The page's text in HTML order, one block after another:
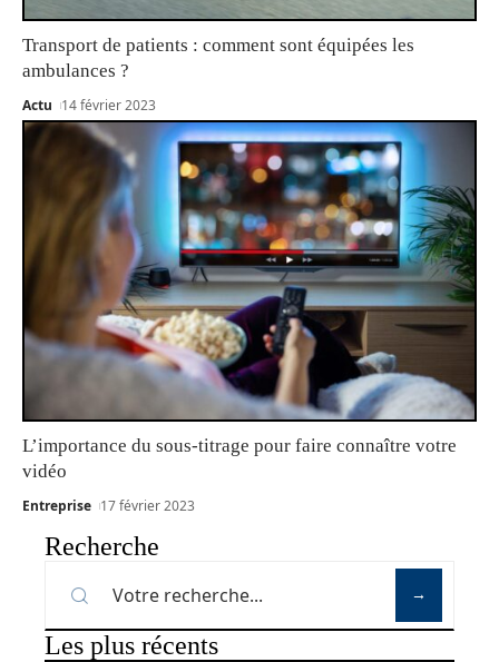
Transport de patients : comment sont équipées les
ambulances ?
Actu 14 février 2023
L’importance du sous-titrage pour faire connaître votre
vidéo
Entreprise 17 février 2023
Recherche
Les plus récents